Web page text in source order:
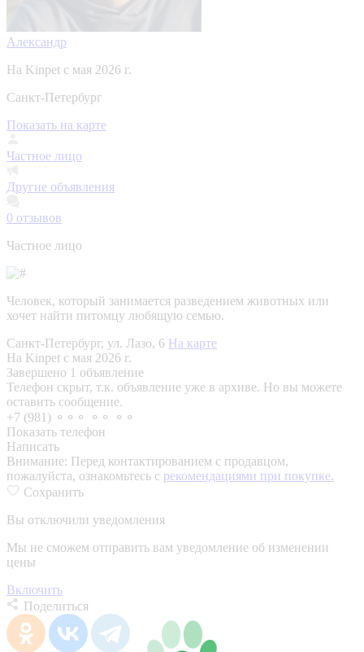
Александр
На Kinpet c мая 2026 г.
Санкт-Петербург
Показать на карте
Частное лицо
Другие объявления
0 отзывов
Частное лицо
Человек, который занимается разведением животных или
хочет найти питомцу любящую семью.
Санкт-Петербург, ул. Лазо, 6 На карте
На Kinpet c мая 2026 г.
Завершено 1 объявление
Телефон скрыт, т.к. объявление уже в архиве. Но вы можете
оставить сообщение.
+7 (981) ⚬⚬⚬ ⚬⚬ ⚬⚬
Показать телефон
Написать
Внимание: Перед контактированием с продавцом,
пожалуйста, ознакомьтесь с рекомендациями при покупке.
Сохранить
Вы отключили уведомления
Мы не сможем отправить вам уведомление об изменении
цены
Включить
Поделиться